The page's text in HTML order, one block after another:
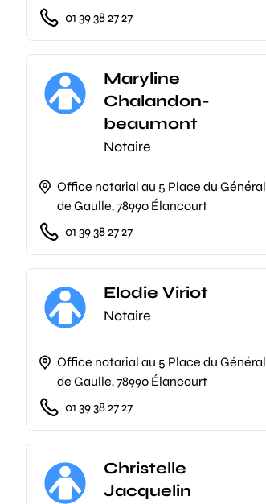
01 39 38 27 27
Maryline
Chalandon-
beaumont
Notaire
Office notarial au 5 Place du Général
de Gaulle, 78990 Élancourt
01 39 38 27 27
Elodie Viriot
Notaire
Office notarial au 5 Place du Général
de Gaulle, 78990 Élancourt
01 39 38 27 27
Christelle
Jacquelin